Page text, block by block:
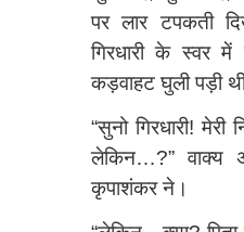
पर लार टपकती
गिरधारी के स्वर
कड़वाहट घुली पड़ी
“सुनो गिरधारी!
लेकिन…?” वाक्य
कृपाशंकर ने।